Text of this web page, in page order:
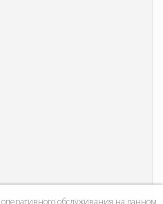
обслуживания на данном